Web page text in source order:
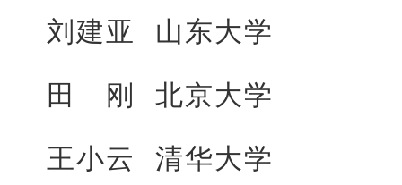
刘建亚 山东大学
田 刚 北京大学
王小云 清华大学